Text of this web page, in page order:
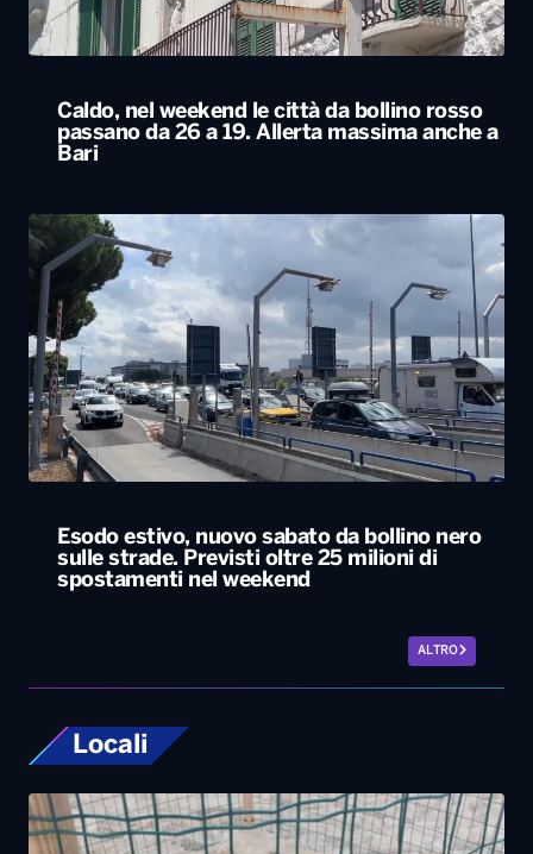
Caldo, nel weekend le città da bollino rosso
passano da 26 a 19. Allerta massima anche a
Bari
Esodo estivo, nuovo sabato da bollino nero
sulle strade. Previsti oltre 25 milioni di
spostamenti nel weekend
ALTRO
Locali